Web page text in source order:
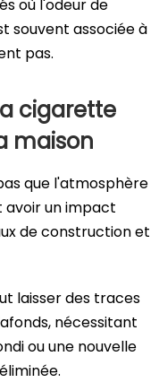
où l'odeur de
souvent associée à
pas.
cigarette
maison
que l'atmosphère
avoir un impact
de construction et
laisser des traces
nécessitant
ou une nouvelle